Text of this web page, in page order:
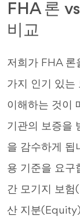
FHA 론
비교
저희가 FHA 론
가지 인기 있는
이해하는 것이
기관의 보증을
을 감수하게 됩
용 기준을 요구
간 모기지 보험
산 지분